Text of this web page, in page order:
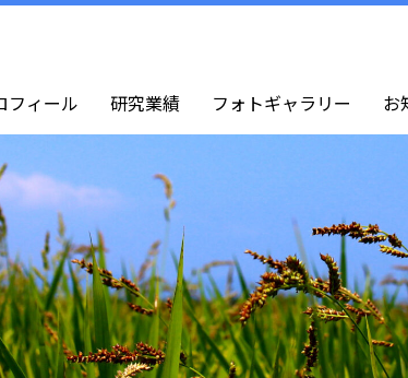
フィール 研究業績 フォトギャラリー お